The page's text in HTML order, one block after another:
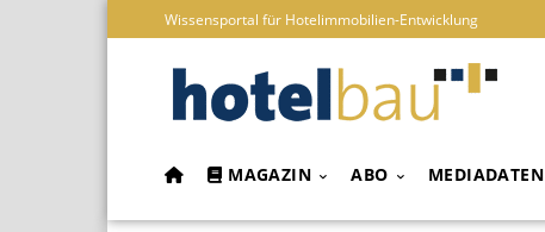
Wissensportal für Hotelimmobilien-Entwicklung
MAGAZIN ABO MEDIADATEN